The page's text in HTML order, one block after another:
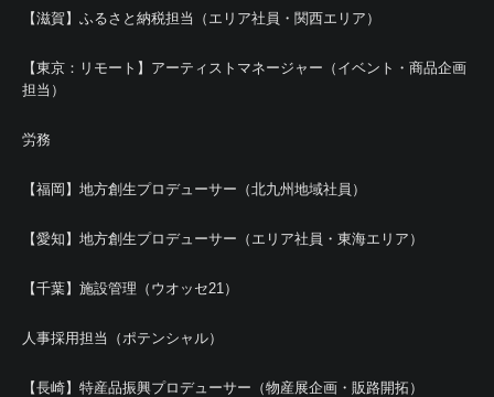
【滋賀】ふるさと納税担当（エリア社員・関西エリア）
【東京：リモート】アーティストマネージャー（イベント・商品企画
担当）
労務
【福岡】地方創生プロデューサー（北九州地域社員）
【愛知】地方創生プロデューサー（エリア社員・東海エリア）
【千葉】施設管理（ウオッセ21）
人事採用担当（ポテンシャル）
【長崎】特産品振興プロデューサー（物産展企画・販路開拓）